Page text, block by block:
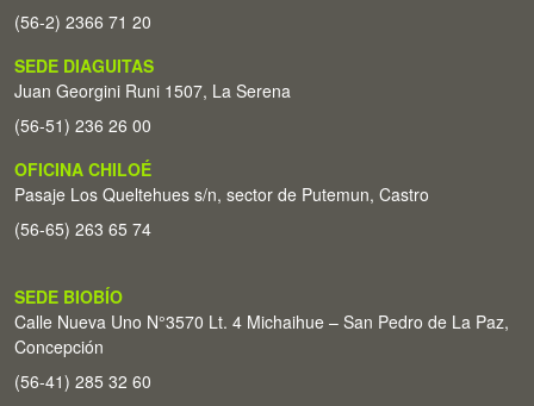
(56-2) 2366 71 20
SEDE DIAGUITAS
Juan Georgini Runi 1507, La Serena
(56-51) 236 26 00
OFICINA CHILOÉ
Pasaje Los Queltehues s/n, sector de Putemun, Castro
(56-65) 263 65 74
SEDE BIOBÍO
Calle Nueva Uno N°3570 Lt. 4 Michaihue – San Pedro de La Paz,
Concepción
(56-41) 285 32 60